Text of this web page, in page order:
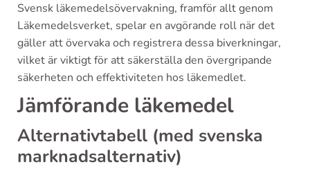
Svensk läkemedelsövervakning, framför allt genom
Läkemedelsverket, spelar en avgörande roll när det
gäller att övervaka och registrera dessa biverkningar,
vilket är viktigt för att säkerställa den övergripande
säkerheten och effektiviteten hos läkemedlet.
Jämförande läkemedel
Alternativtabell (med svenska
marknadsalternativ)